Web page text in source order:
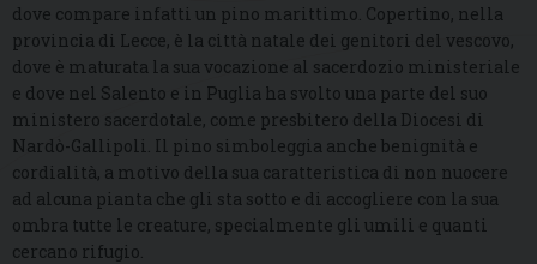
dove compare infatti un pino marittimo. Copertino, nella
provincia di Lecce, è la città natale dei genitori del vescovo,
dove è maturata la sua vocazione al sacerdozio ministeriale
e dove nel Salento e in Puglia ha svolto una parte del suo
ministero sacerdotale, come presbitero della Diocesi di
Nardò-Gallipoli. Il pino simboleggia anche benignità e
cordialità, a motivo della sua caratteristica di non nuocere
ad alcuna pianta che gli sta sotto e di accogliere con la sua
ombra tutte le creature, specialmente gli umili e quanti
cercano rifugio.